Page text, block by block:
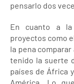
pensarlo dos
En cuanto a la
proyectos como
la pena
tenido la suerte
países de África